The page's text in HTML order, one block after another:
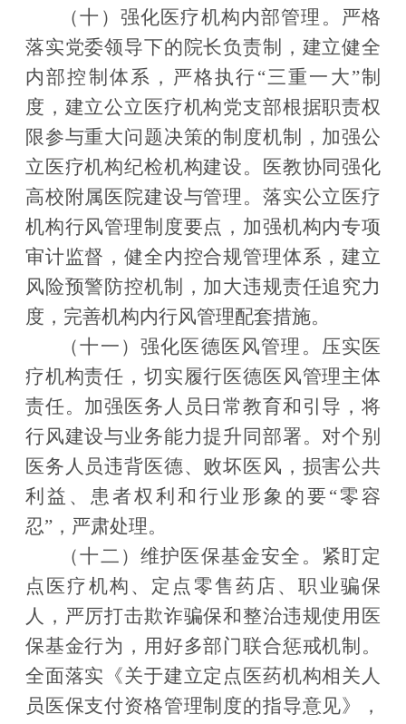
（十）强化医疗机构内部管理。 严格
落实党委领导下的院长负责制，建立健全
内部控制体系，严格执行“三重一大”制
度，建立公立医疗机构党支部根据职责权
限参与重大问题决策的制度机制，加强公
立医疗机构纪检机构建设。医教协同强化
高校附属医院建设与管理。落实公立医疗
机构行风管理制度要点，加强机构内专项
审计监督，健全内控合规管理体系，建立
风险预警防控机制，加大违规责任追究力
度，完善机构内行风管理配套措施。
（十一） 强化医德医风管理。 压实医
疗机构责任，切实履行医德医风管理主体
责任。加强医务人员日常教育和引导，将
行风建设与业务能力提升同部署。对个别
医务人员违背医德、败坏医风，损害公共
利益、患者权利和行业形象的要 “零容
忍”，严肃处理。
（十二）维护医保基金安全 。 紧盯定
点医疗机构、定点零售药店、职业骗保
人，严厉打击欺诈骗保和整治违规使用医
保基金行为，用好多部门联合惩戒机制。
全面落实《关于建立定点医药机构相关人
员医保支付资格管理制度的指导意见》，